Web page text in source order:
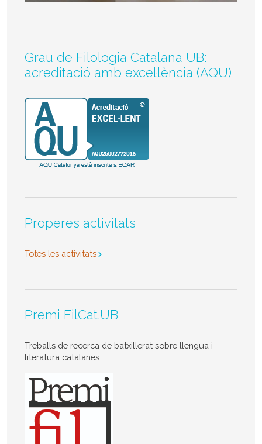
Grau de Filologia Catalana UB:
acreditació amb excel·lència (AQU)
Properes activitats
Totes les activitats
Premi FilCat.UB
Treballs de recerca de batxillerat sobre llengua i
literatura catalanes